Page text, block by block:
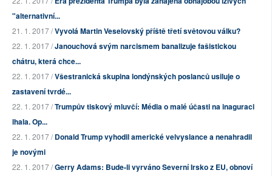
"alternativní...
21. 1. 2017 /Vyvolá Martin Veselovský příště třetí světovou válku?
22. 1. 2017 /Janouchová svým narcismem banalizuje fašistickou
chátru, která chce...
22. 1. 2017 /Všestranická skupina londýnských poslanců usiluje o
zastavení tvrdé...
22. 1. 2017 /Trumpův tiskový mluvčí: Média o malé účasti na inaguraci
lhala. Op...
22. 1. 2017 /Donald Trump vyhodil americké velvyslance a nenahradil
je novými
22. 1. 2017 /Gerry Adams: Bude-li vyrváno Severní Irsko z EU, obnoví